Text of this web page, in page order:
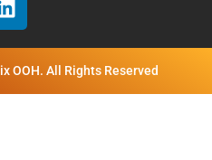
OOH. All Rights Reserved